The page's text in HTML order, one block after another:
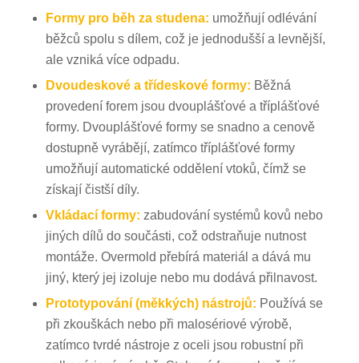
Formy pro běh za studena: umožňují odlévání
běžců spolu s dílem, což je jednodušší a levnější,
ale vzniká více odpadu.
Dvoudeskové a třídeskové formy: Běžná
provedení forem jsou dvouplášťové a tříplášťové
formy. Dvouplášťové formy se snadno a cenově
dostupně vyrábějí, zatímco tříplášťové formy
umožňují automatické oddělení vtoků, čímž se
získají čistší díly.
Vkládací formy: zabudování systémů kovů nebo
jiných dílů do součásti, což odstraňuje nutnost
montáže. Overmold přebírá materiál a dává mu
jiný, který jej izoluje nebo mu dodává přilnavost.
Prototypování (měkkých) nástrojů: Používá se
při zkouškách nebo při malosériové výrobě,
zatímco tvrdé nástroje z oceli jsou robustní při